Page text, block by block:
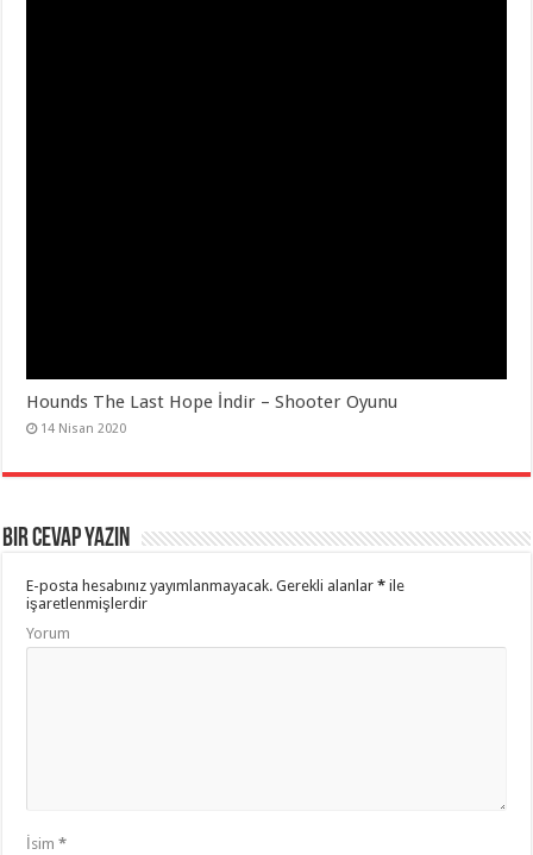
Hounds The Last Hope İndir – Shooter Oyunu
14 Nisan 2020
Bir Cevap Yazın
E-posta hesabınız yayımlanmayacak. Gerekli alanlar* ile
işaretlenmişlerdir
Yorum
İsim*